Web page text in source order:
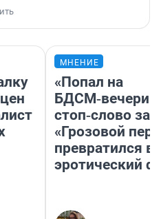
МНЕНИЕ
«Попал на
стоп‑слово
«Грозовой
превратился в
эротический